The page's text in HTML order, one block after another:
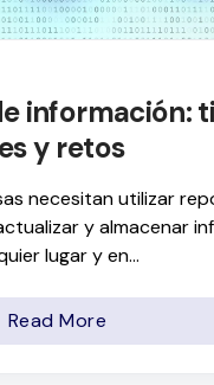
información:
y retos
necesitan utilizar
y almacenar
lugar y en...
Read More